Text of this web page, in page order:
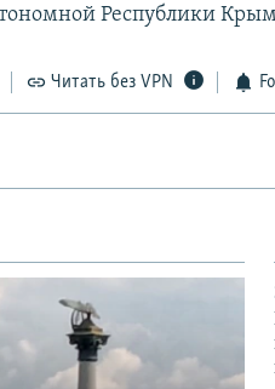
Республики
Читать без VPN